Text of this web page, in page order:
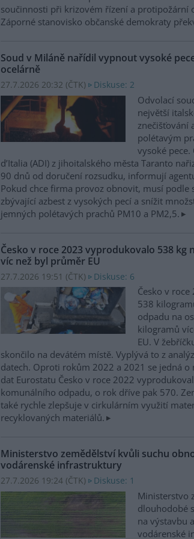
součinnosti při krizovém řízení a protipožární
Záporné stanovisko občanské demokraty
Soud v Miláně nařídil vypnout vysoké
ocelárně
27.7.2026 20:32 (ČTK) Diskuse: 2
Odvolací
největší
znečišťování
polétavým
vysoké pece.
d’Italia (ADI) z jihoitalského města Taranto
90 dnů od doručení rozsudku, informují
Pokud chce firma provoz obnovit, musí podle
zbývající azbest z vysokých pecí a snížit
jemných polétavých prachů PM10 a PM2,5.
Česko v roce 2023 vyprodukovalo 538 kg
víc než byl průměr EU
27.7.2026 19:51 (ČTK) Diskuse: 6
Česko v
538
odpadu na
kilogramů
EU. V
skončilo na devátém místě. Vyplývá to z
datech. Oproti rokům 2022 a 2021 se jedná o
dat Eurostatu Česko v roce 2022
komunálního odpadu, o rok dříve pak 570.
také rychle zlepšuje v cirkulárním využití
recyklovaných materiálů.
Ministerstvo zemědělství kvůli suchu
vodárenské infrastruktury
27.7.2026 19:24 (ČTK) Diskuse: 1
Ministerstvo
dlouhodobé
na výstavbu
vodárenské